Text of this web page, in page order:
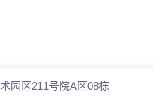
园区211号院A区08栋